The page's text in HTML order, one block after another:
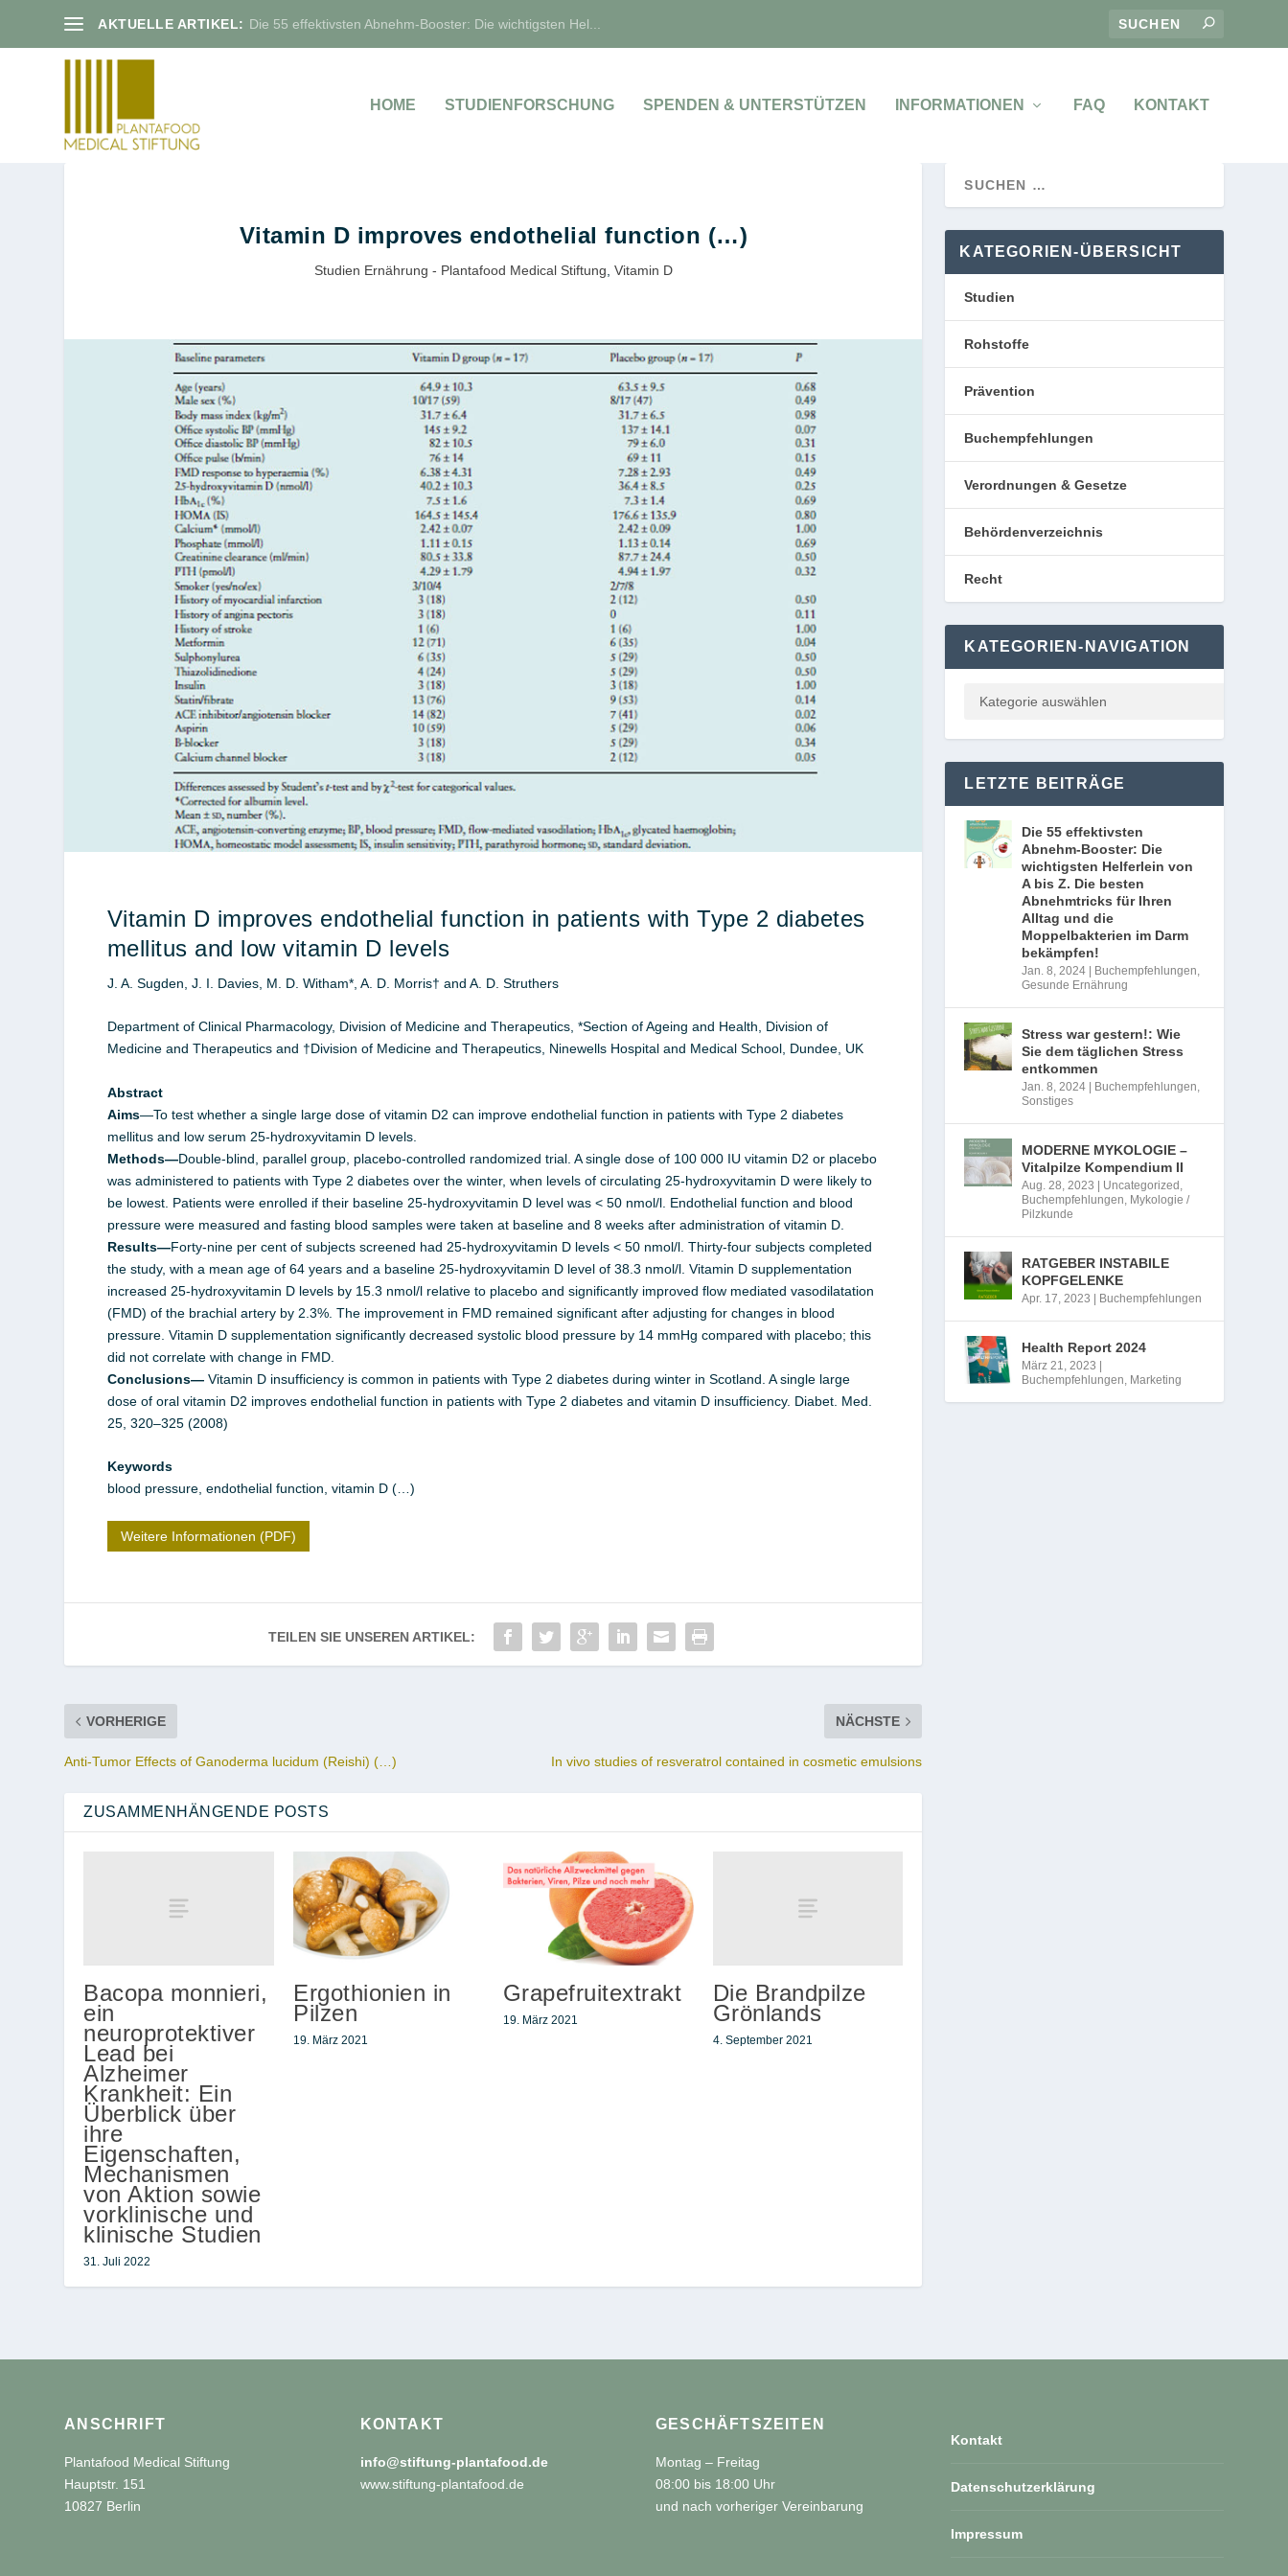
AKTUELLE ARTIKEL: Die 55 effektivsten Abnehm-Booster: Die wichtigsten Hel...
HOME STUDIENFORSCHUNG SPENDEN & UNTERSTÜTZEN INFORMATIONEN FAQ KONTAKT
Vitamin D improves endothelial function (…)
Studien Ernährung - Plantafood Medical Stiftung Vitamin D
Vitamin D improves endothelial function in patients with Type 2 diabetes
mellitus and low vitamin D levels
J. A. Sugden, J. I. Davies, M. D. Witham*, A. D. Morris† and A. D. Struthers
Department of Clinical Pharmacology, Division of Medicine and Therapeutics, *Section of Ageing and Health, Division of
Medicine and Therapeutics and †Division of Medicine and Therapeutics, Ninewells Hospital and Medical School, Dundee, UK
Abstract
Aims—To test whether a single large dose of vitamin D2 can improve endothelial function in patients with Type 2 diabetes
mellitus and low serum 25-hydroxyvitamin D levels.
Methods—Double-blind, parallel group, placebo-controlled randomized trial. A single dose of 100 000 IU vitamin D2 or placebo
was administered to patients with Type 2 diabetes over the winter, when levels of circulating 25-hydroxyvitamin D were likely to
be lowest. Patients were enrolled if their baseline 25-hydroxyvitamin D level was < 50 nmol/l. Endothelial function and blood
pressure were measured and fasting blood samples were taken at baseline and 8 weeks after administration of vitamin D.
Results—Forty-nine per cent of subjects screened had 25-hydroxyvitamin D levels < 50 nmol/l. Thirty-four subjects completed
the study, with a mean age of 64 years and a baseline 25-hydroxyvitamin D level of 38.3 nmol/l. Vitamin D supplementation
increased 25-hydroxyvitamin D levels by 15.3 nmol/l relative to placebo and significantly improved flow mediated vasodilatation
(FMD) of the brachial artery by 2.3%. The improvement in FMD remained significant after adjusting for changes in blood
pressure. Vitamin D supplementation significantly decreased systolic blood pressure by 14 mmHg compared with placebo; this
did not correlate with change in FMD.
Conclusions— Vitamin D insufficiency is common in patients with Type 2 diabetes during winter in Scotland. A single large
dose of oral vitamin D2 improves endothelial function in patients with Type 2 diabetes and vitamin D insufficiency. Diabet. Med.
25, 320–325 (2008)
Keywords
blood pressure, endothelial function, vitamin D (…)
Weitere Informationen (PDF)
TEILEN SIE UNSEREN ARTIKEL:
VORHERIGE
Anti-Tumor Effects of Ganoderma lucidum (Reishi) (…)
NÄCHSTE
In vivo studies of resveratrol contained in cosmetic emulsions
ZUSAMMENHÄNGENDE POSTS
Bacopa monnieri,
ein
neuroprotektiver
Lead bei
Alzheimer
Krankheit: Ein
Überblick über
ihre
Eigenschaften,
Mechanismen
von Aktion sowie
vorklinische und
klinische Studien
31. Juli 2022
Ergothionien in
Pilzen
19. März 2021
Grapefruitextrakt
19. März 2021
Die Brandpilze
Grönlands
4. September 2021
KATEGORIEN-ÜBERSICHT
Studien
Rohstoffe
Prävention
Buchempfehlungen
Verordnungen & Gesetze
Behördenverzeichnis
Recht
KATEGORIEN-NAVIGATION
LETZTE BEITRÄGE
Die 55 effektivsten
Abnehm-Booster: Die
wichtigsten Helferlein von
A bis Z. Die besten
Abnehmtricks für Ihren
Alltag und die
Moppelbakterien im Darm
bekämpfen!
Jan. 8, 2024 Buchempfehlungen,
Gesunde Ernährung
Stress war gestern!: Wie
Sie dem täglichen Stress
entkommen
Jan. 8, 2024 Buchempfehlungen,
Sonstiges
MODERNE MYKOLOGIE –
Vitalpilze Kompendium II
Aug. 28, 2023 Uncategorized ,
Buchempfehlungen, Mykologie /
Pilzkunde
RATGEBER INSTABILE
KOPFGELENKE
Apr. 17, 2023 Buchempfehlungen
Health Report 2024
März 21, 2023
Buchempfehlungen, Marketing
ANSCHRIFT
Plantafood Medical Stiftung
Hauptstr. 151
10827 Berlin
KONTAKT
info@stiftung-plantafood.de
www.stiftung-plantafood.de
GESCHÄFTSZEITEN
Montag – Freitag
08:00 bis 18:00 Uhr
und nach vorheriger Vereinbarung
Kontakt
Datenschutzerklärung
Impressum